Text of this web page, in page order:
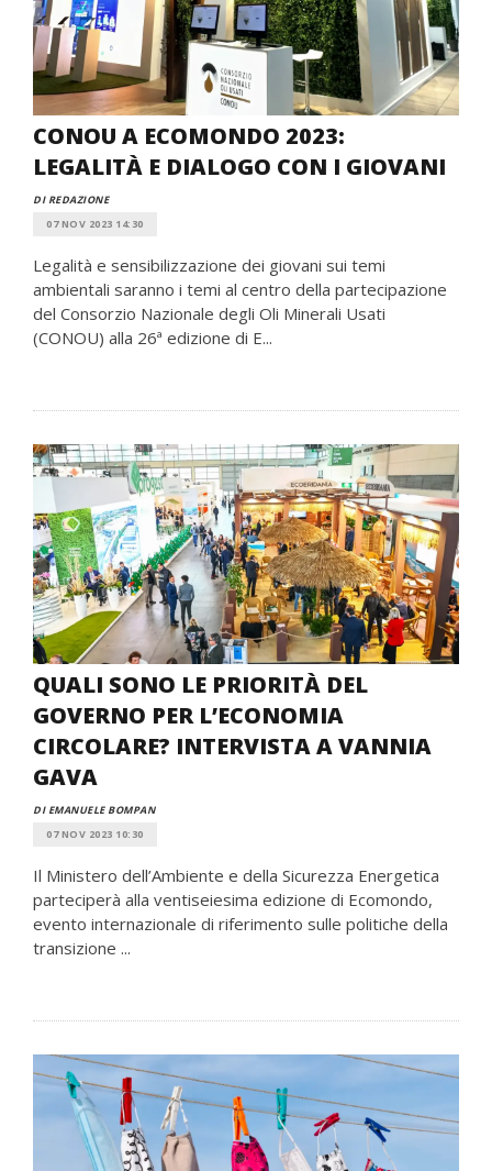
CONOU A ECOMONDO 2023:
LEGALITÀ E DIALOGO CON I GIOVANI
DI REDAZIONE
07 NOV 2023 14:30
Legalità e sensibilizzazione dei giovani sui temi
ambientali saranno i temi al centro della partecipazione
del Consorzio Nazionale degli Oli Minerali Usati
(CONOU) alla 26ª edizione di E...
QUALI SONO LE PRIORITÀ DEL
GOVERNO PER L’ECONOMIA
CIRCOLARE? INTERVISTA A VANNIA
GAVA
DI EMANUELE BOMPAN
07 NOV 2023 10:30
Il Ministero dell’Ambiente e della Sicurezza Energetica
parteciperà alla ventiseiesima edizione di Ecomondo,
evento internazionale di riferimento sulle politiche della
transizione ...